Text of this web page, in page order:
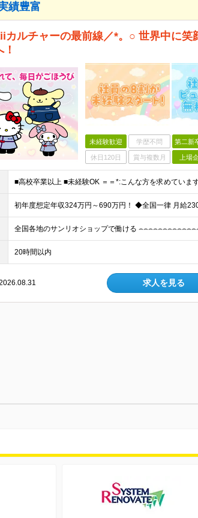
績豊富
カルチャーの最前線／*。○ 世界中に笑
未経験歓迎 学歴不問 第二新
休日120日 賞与複数月 上場
20時間以内
求人を見る